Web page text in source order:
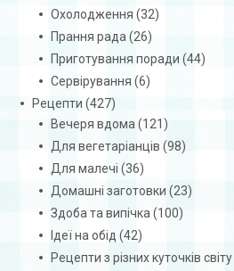
Охолодження (32)
Прання рада (26)
Приготування поради (44)
Сервірування (6)
Рецепти (427)
Вечеря вдома (121)
Для вегетаріанців (98)
Для малечі (36)
Домашні заготовки (23)
Здоба та випічка (100)
Ідеї на обід (42)
Рецепти з різних куточків світу